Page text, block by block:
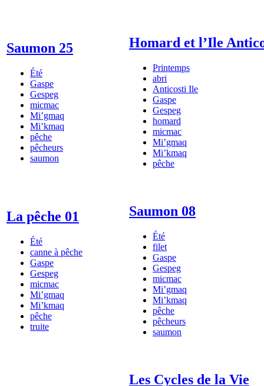
Saumon 25
Été
Gaspe
Gespeg
micmac
Mi’gmaq
Mi’kmaq
pêche
pêcheurs
saumon
Homard et l’Ile
Printemps
abri
Anticosti Ile
Gaspe
Gespeg
homard
micmac
Mi’gmaq
Mi’kmaq
pêche
La pêche 01
Été
canne à pêche
Gaspe
Gespeg
micmac
Mi’gmaq
Mi’kmaq
pêche
truite
Saumon 08
Été
filet
Gaspe
Gespeg
micmac
Mi’gmaq
Mi’kmaq
pêche
pêcheurs
saumon
Les Cycles de la Vie